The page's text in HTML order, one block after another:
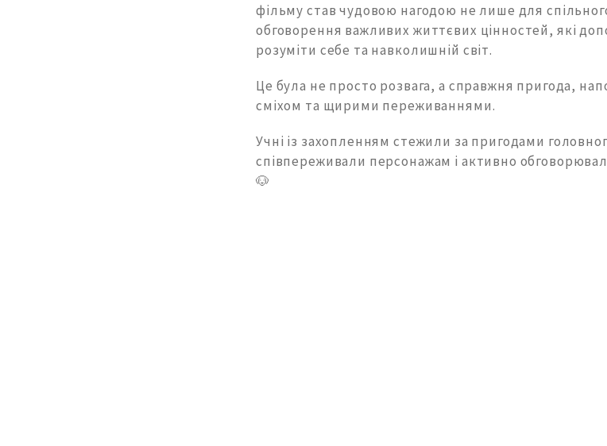
фільму став чудовою нагодою не лише для
обговорення важливих життєвих цінностей, які
розуміти себе та навколишній світ.
Це була не просто розвага, а справжня пригода,
сміхом та щирими переживаннями.
Учні із захопленням стежили за пригодами
співпереживали персонажам і активно
🐶